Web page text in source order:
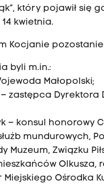
który pojawił się
kwietnia.
Kocjanie
byli m.in.:
Małopolski;
zastępca
– konsul honorowy
mundurowych,
Muzeum, Związku
Olkusza,
Miejskiego Ośrodka